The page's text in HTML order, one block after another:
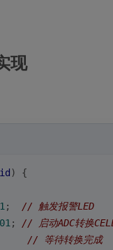
现
) {
1 ; // 触发报警LED
; // 启动ADC转换
// 等待转换完成